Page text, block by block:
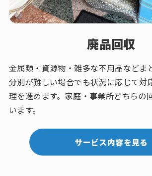
廃品回収
金属類・資源物・雑多な不用品などま
分別が難しい場合でも状況に応じて対
理を進めます。家庭・事業所どちらの
います。
サービス内容を見る